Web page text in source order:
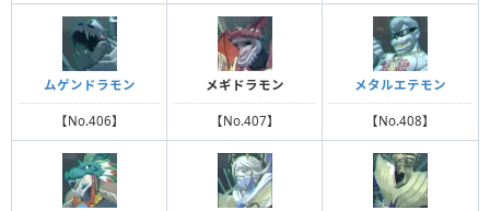
ムゲンドラモン
【No.406】
メギドラモン
【No.407】
メタルエテモン
【No.408】